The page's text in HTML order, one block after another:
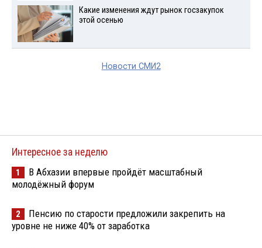
Какие изменения ждут рынок госзакупок
этой осенью
Новости СМИ2
Интересное за неделю
1
В Абхазии впервые пройдёт масштабный
молодёжный форум
2
Пенсию по старости предложили закрепить на
уровне не ниже 40% от заработка